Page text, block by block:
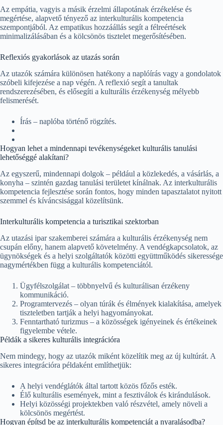
Az empátia, vagyis a másik érzelmi állapotának érzékelése és
megértése, alapvető tényező az interkulturális kompetencia
szempontjából. Az empatikus hozzáállás segít a félreértések
minimalizálásában és a kölcsönös tisztelet megerősítésében.
Reflexiós gyakorlások az utazás során
Az utazók számára különösen hatékony a naplóírás vagy a gondolatok
szóbeli kifejezése a nap végén. A reflexió segít a tanultak
rendszerezésében, és elősegíti a kulturális érzékenység mélyebb
felismerését.
Írás – naplóba történő rögzítés.
Hogyan lehet a mindennapi tevékenységeket kulturális tanulási
lehetőséggé alakítani?
Az egyszerű, mindennapi dolgok – például a közlekedés, a vásárlás, a
konyha – szintén gazdag tanulási területet kínálnak. Az interkulturális
kompetencia fejlesztése során fontos, hogy minden tapasztalatot nyitott
szemmel és kíváncsisággal közelítsünk.
Interkulturális kompetencia a turisztikai szektorban
Az utazási ipar szakemberei számára a kulturális érzékenység nem
csupán előny, hanem alapvető követelmény. A vendégkapcsolatok, az
ügynökségek és a helyi szolgáltatók közötti együttműködés sikeressége
nagymértékben függ a kulturális kompetenciától.
Ügyfélszolgálat – többnyelvű és kulturálisan érzékeny
kommunikáció.
Programtervezés – olyan túrák és élmények kialakítása, amelyek
tiszteletben tartják a helyi hagyományokat.
Fenntartható turizmus – a közösségek igényeinek és értékeinek
figyelembe vétele.
Példák a sikeres kulturális integrációra
Nem mindegy, hogy az utazók miként közelítik meg az új kultúrát. A
sikeres integrációra példaként említhetjük:
A helyi vendéglátók által tartott közös főzős esték.
Élő kulturális események, mint a fesztiválok és kirándulások.
Helyi közösségi projektekben való részvétel, amely növeli a
kölcsönös megértést.
Hogyan építsd be az interkulturális kompetenciát a nyaralásodba?